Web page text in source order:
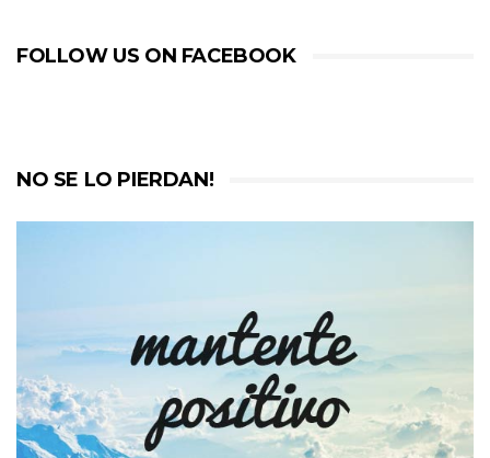
FOLLOW US ON FACEBOOK
NO SE LO PIERDAN!